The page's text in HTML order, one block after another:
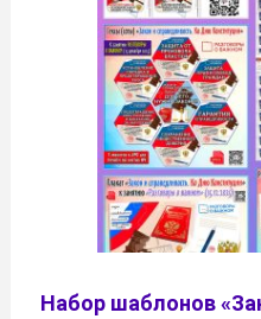
Набор шаблонов